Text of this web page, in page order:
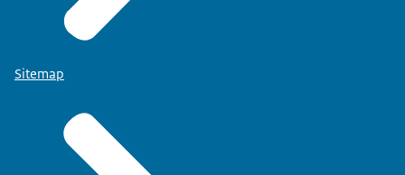
Sitemap